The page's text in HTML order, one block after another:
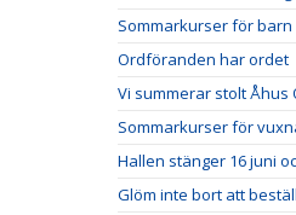
Sommarkurser för barn
Ordföranden har ordet
Vi summerar stolt Åhus
Sommarkurser för
Hallen stänger 16 juni
Glöm inte bort att